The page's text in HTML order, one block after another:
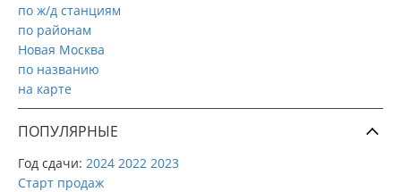
по ж/д станциям
по районам
Новая Москва
по названию
на карте
ПОПУЛЯРНЫЕ
Год сдачи: 2024 2022 2023
Старт продаж